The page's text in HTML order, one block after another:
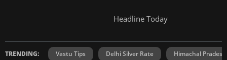
Headline Today
TRENDING: Vastu Tips Delhi Silver Rate Himachal